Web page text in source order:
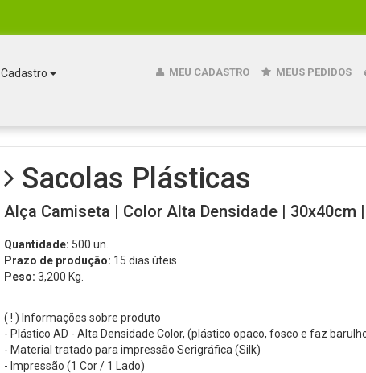
Cadastro MEU CADASTRO MEUS PEDIDOS
Sacolas Plásticas
Alça Camiseta | Color Alta Densidade | 30x40cm
Quantidade: 500 un.
Prazo de produção: 15 dias úteis
Peso: 3,200 Kg.
( ! ) Informações sobre produto
- Plástico AD - Alta Densidade Color, (plástico opaco, fosco e faz
- Material tratado para impressão Serigráfica (Silk)
- Impressão (1 Cor / 1 Lado)